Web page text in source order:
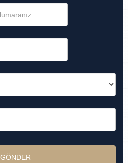
GÖNDER